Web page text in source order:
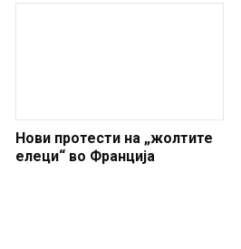
Нови протести на „жолтите
елеци“ во Франција